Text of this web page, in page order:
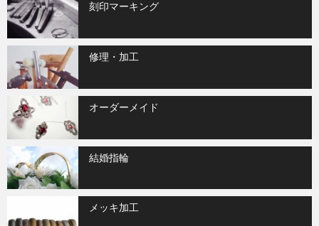
刻印マーキング
修理・加工
オーダーメイド
結婚指輪
メッキ加工